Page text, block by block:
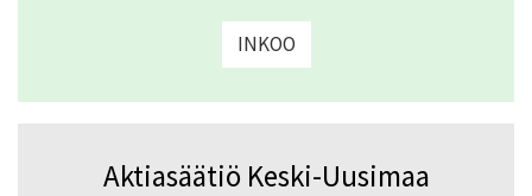
INKOO
Aktiasäätiö Keski-Uusimaa